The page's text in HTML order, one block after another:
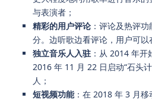
与表演者；
精彩的用户评论 ：评论及热评
分。边听歌边看评论，用户可以
独立音乐人入驻 ：从 2014 年
2016 年 11 月 22 日启动“石头
人；
短视频功能：在 2018 年 3 月